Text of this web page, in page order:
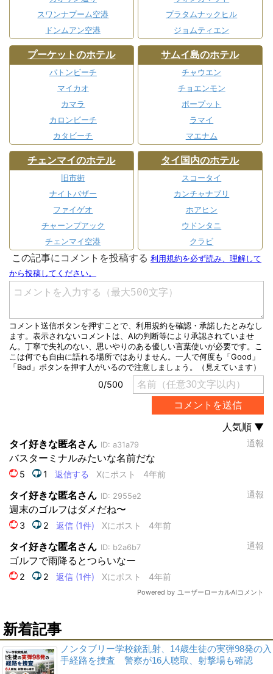
スワンナプーム空港
ドンムアン空港
プラタムナックヒル
ジョムティエン
プーケットのホテル
パトンビーチ
マイカオ
カマラ
カロンビーチ
カタビーチ
サムイ島のホテル
チャウエン
チョエンモン
ボープット
ラマイ
マエナム
チェンマイのホテル
旧市街
ナイトバザー
ファイゲオ
チャーンプアック
チェンマイ空港
タイ国内のホテル
スコータイ
カンチャナブリ
ホアヒン
ウドンタニ
クラビ
新着記事
ノンタブリー学校銃乱射、14歳生徒の実弾98発の入
手経路を捜査 警察が16人聴取、射撃場も確認